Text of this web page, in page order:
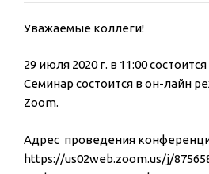
Уважаемые коллеги!
29 июля 2020 г. в 11:00
Семинар состоится в он-лайн
Zoom.
Адрес проведения
https://us02web.zoom.us/j/